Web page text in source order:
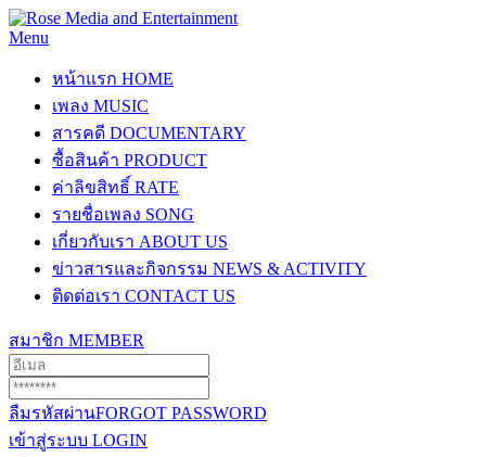
Menu
หน้าแรก HOME
เพลง MUSIC
สารคดี DOCUMENTARY
ซื้อสินค้า PRODUCT
ค่าลิขสิทธิ์ RATE
รายชื่อเพลง SONG
เกี่ยวกับเรา ABOUT US
ข่าวสารและกิจกรรม NEWS & ACTIVITY
ติดต่อเรา CONTACT US
สมาชิก MEMBER
ลืมรหัสผ่านFORGOT PASSWORD
เข้าสู่ระบบ LOGIN